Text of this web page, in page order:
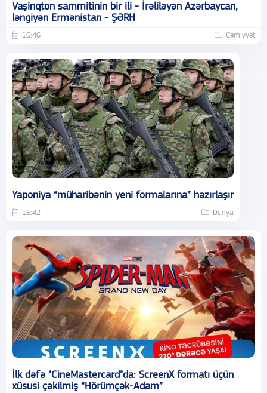
Vaşinqton sammitinin bir ili - İrəliləyən Azərbaycan,
ləngiyən Ermənistan - ŞƏRH
16:46 Cəmiyyət
Yaponiya “müharibənin yeni formalarına” hazırlaşır
16:42 Dünya
İlk dəfə "CineMastercard"da: ScreenX formatı üçün
xüsusi çəkilmiş “Hörümçək-Adam”